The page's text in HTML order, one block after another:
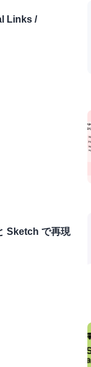
Links /
Sketch で再現